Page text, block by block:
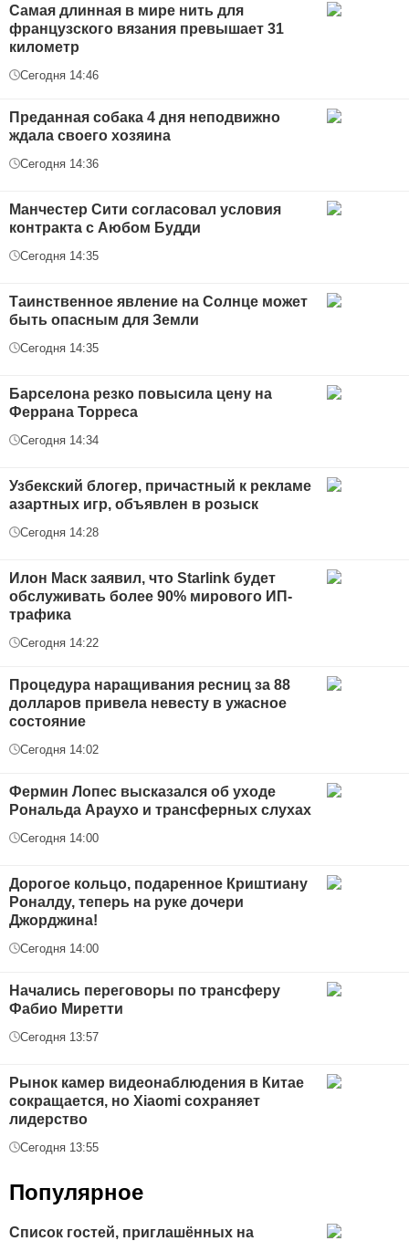
Самая длинная в мире нить для
французского вязания превышает 31
километр
Сегодня 14:46
Преданная собака 4 дня неподвижно
ждала своего хозяина
Сегодня 14:36
Манчестер Сити согласовал условия
контракта с Аюбом Будди
Сегодня 14:35
Таинственное явление на Солнце может
быть опасным для Земли
Сегодня 14:35
Барселона резко повысила цену на
Феррана Торреса
Сегодня 14:34
Узбекский блогер, причастный к рекламе
азартных игр, объявлен в розыск
Сегодня 14:28
Илон Маск заявил, что Starlink будет
обслуживать более 90% мирового ИП-
трафика
Сегодня 14:22
Процедура наращивания ресниц за 88
долларов привела невесту в ужасное
состояние
Сегодня 14:02
Фермин Лопес высказался об уходе
Рональда Араухо и трансферных слухах
Сегодня 14:00
Дорогое кольцо, подаренное Криштиану
Роналду, теперь на руке дочери
Джорджина!
Сегодня 14:00
Начались переговоры по трансферу
Фабио Миретти
Сегодня 13:57
Рынок камер видеонаблюдения в Китае
сокращается, но Xiaomi сохраняет
лидерство
Сегодня 13:55
Популярное
Список гостей, приглашённых на